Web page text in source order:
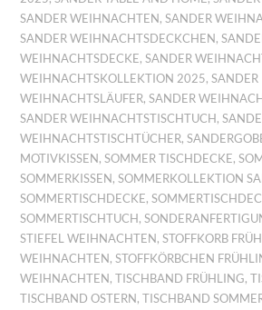
SANDER WEIHNACHTEN,SANDER
SANDER WEIHNACHTSDECKCHEN,
WEIHNACHTSDECKE,SANDER
WEIHNACHTSKOLLEKTION 2025,SANDER
WEIHNACHTSLÄUFER,SANDER
SANDER WEIHNACHTSTISCHTUCH,
WEIHNACHTSTISCHTÜCHER,
MOTIVKISSEN,SOMMER TISCHDECKE,
SOMMERKISSEN,SOMMERKOLLEKTION
SOMMERTISCHDECKE,
SOMMERTISCHTUCH,
STIEFEL WEIHNACHTEN,STOFFKORB
WEIHNACHTEN,STOFFKÖRBCHEN
WEIHNACHTEN,TISCHBAND FRÜHLING,
TISCHBAND OSTERN,TISCHBAND